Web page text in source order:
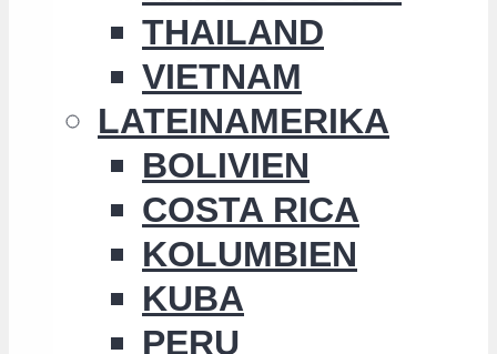
THAILAND
VIETNAM
LATEINAMERIKA
BOLIVIEN
COSTA RICA
KOLUMBIEN
KUBA
PERU